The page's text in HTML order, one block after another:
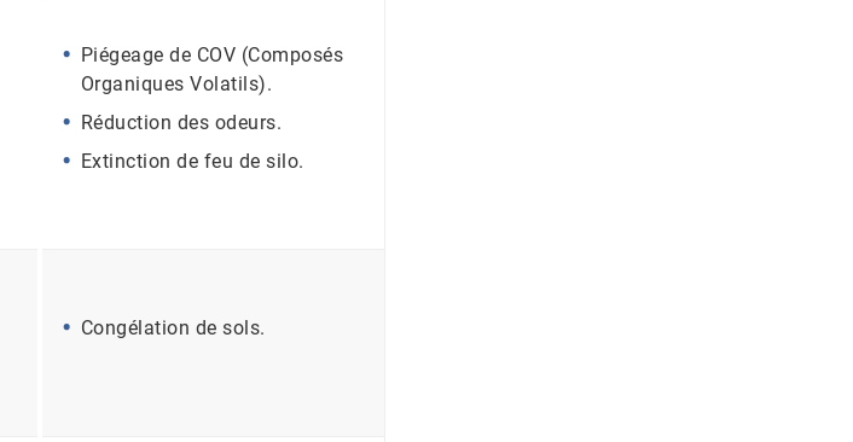
Piégeage de COV (Composés
Organiques Volatils).
Réduction des odeurs.
Extinction de feu de silo.
Congélation de sols.